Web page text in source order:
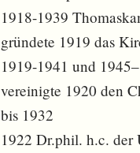
1918-1939
gründete 1919 das
1919-1941 und
vereinigte 1920 den
bis 1932
1922 Dr.phil. h.c. der